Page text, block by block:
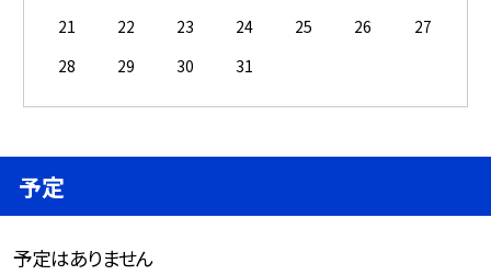
21
22 23 24 25 26
27
28
29 30 31
予定
予定はありません